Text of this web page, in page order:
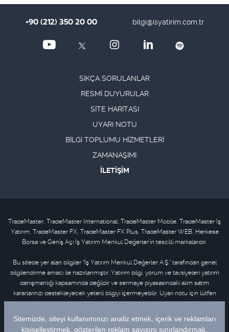
+90 (212) 350 20 00 bilgi@isyatirim.com.tr
SIKÇA SORULANLAR
RESMİ DUYURULAR
SİTE HARİTASI
UYARI NOTU
BİLGİ TOPLUMU HİZMETLERİ
ZAMANAŞIMI
İLETİŞİM
TradeMaster, TradeMaster International, TradeMaster Mobile, TradeMaster İş
Yatırım, TradeMaster FX, TradeMaster FX Plus, TradeMaster WEB, Herkese
Borsa ve Geniş Açı İş Yatırım Menkul Değerler'in tescilli markalarıdır.
Bu sitede yer alan bilgiler “İş Yatırım Menkul Değerler A.Ş.” tarafından genel
bilgilendirme amacı ile hazırlanmıştır. Yatırım bilgi, yorum ve tavsiyeleri yatırım
danışmanlığı kapsamında değildir ve sermaye piyasasındaki alım satım
kararlarınızı destekleyecek yeterli bilgiyi içermeyebilir. Uyarı notu için lütfen
tıklayınız.
Bu içeriğe ilişkin tüm telif hakları İş Yatırım Menkul Değerler A.Ş.’ye aittir. Bu